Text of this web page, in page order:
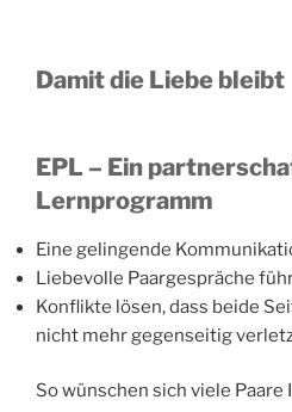
Damit die Liebe bleibt
EPL – Ein
Lernprogramm
Eine gelingende
Liebevolle Paargespräche
Konflikte lösen, dass beide
nicht mehr gegenseitig
So wünschen sich viele Paare